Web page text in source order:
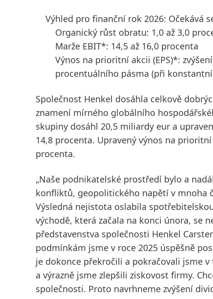
Výhled pro finanční rok 2026: Očekává
Organický růst obratu: 1,0 až 3,0
Marže EBIT*: 14,5 až 16,0 procenta
Výnos na prioritní akcii (EPS)*:
procentuálního pásma (při
Společnost Henkel dosáhla celkově
znamení mírného globálního
skupiny dosáhl 20,5 miliardy eur a
14,8 procenta. Upravený výnos na
procenta.
„Naše podnikatelské prostředí bylo a
konfliktů, geopolitického napětí v mnoha
Výsledná nejistota oslabila
východě, která začala na konci února, se
představenstva společnosti Henkel
podmínkám jsme v roce 2025 úspěšně
je dokonce překročili a pokračovali jsme
a výrazně jsme zlepšili ziskovost firmy.
společnosti. Proto navrhneme zvýšení